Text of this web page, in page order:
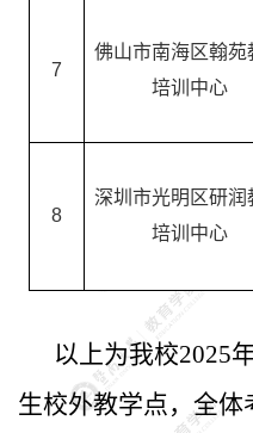
7
佛山市南海区翰苑
培训中心
8
深圳市光明区研润
培训中心
以上为我校2025
生校外教学点 ， 全体